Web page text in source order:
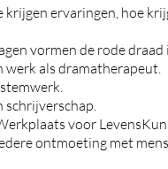
krijgen ervaringen, hoe
vormen de rode draad
werk als dramatherapeut.
schrijverschap.
voor
ontmoeting met